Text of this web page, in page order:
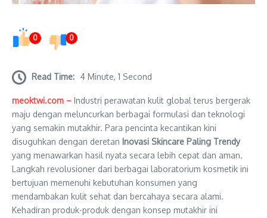
0 0
Read Time: 4 Minute, 1 Second
meoktwi.com – Industri perawatan kulit global terus bergerak
maju dengan meluncurkan berbagai formulasi dan teknologi
yang semakin mutakhir. Para pencinta kecantikan kini
disuguhkan dengan deretan Inovasi Skincare Paling Trendy
yang menawarkan hasil nyata secara lebih cepat dan aman.
Langkah revolusioner dari berbagai laboratorium kosmetik ini
bertujuan memenuhi kebutuhan konsumen yang
mendambakan kulit sehat dan bercahaya secara alami.
Kehadiran produk-produk dengan konsep mutakhir ini